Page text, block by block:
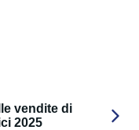
vendite di
2025